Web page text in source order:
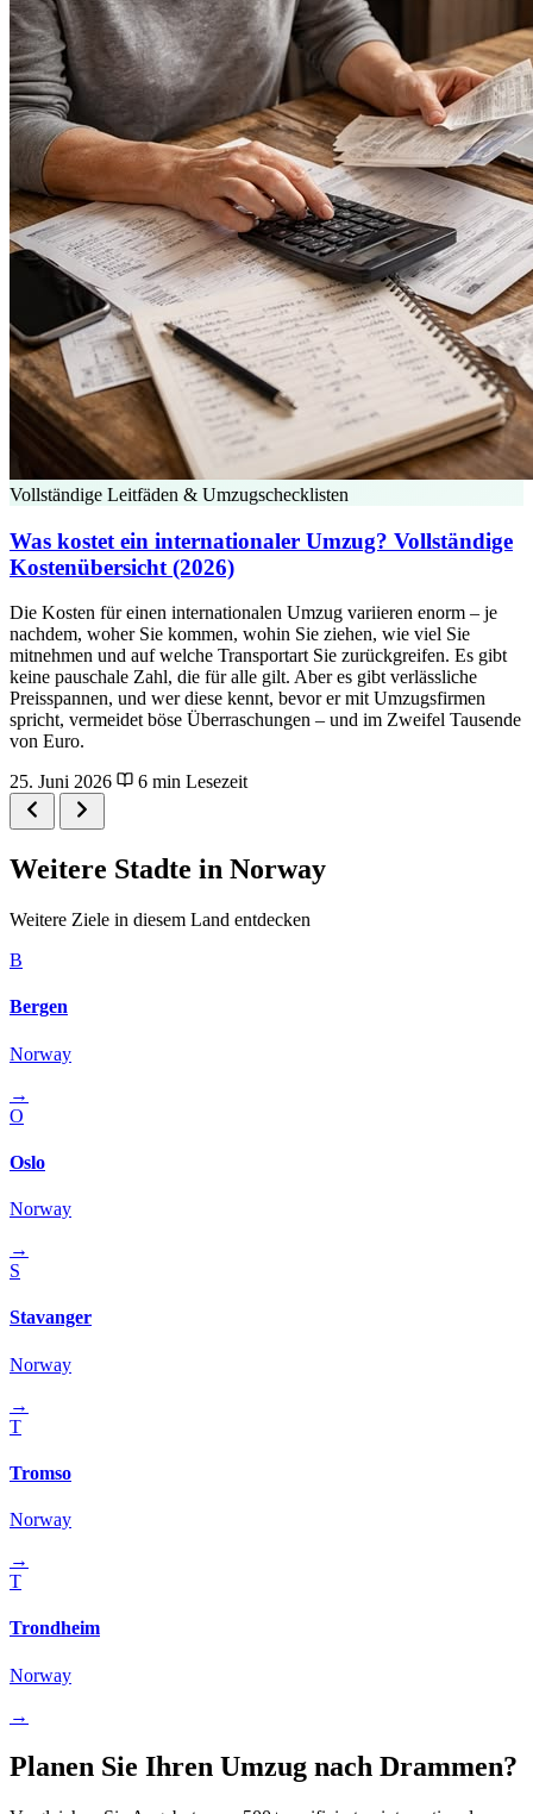
Vollständige Leitfäden & Umzugschecklisten
Was kostet ein internationaler Umzug? Vollständige
Kostenübersicht (2026)
Die Kosten für einen internationalen Umzug variieren enorm – je
nachdem, woher Sie kommen, wohin Sie ziehen, wie viel Sie
mitnehmen und auf welche Transportart Sie zurückgreifen. Es gibt
keine pauschale Zahl, die für alle gilt. Aber es gibt verlässliche
Preisspannen, und wer diese kennt, bevor er mit Umzugsfirmen
spricht, vermeidet böse Überraschungen – und im Zweifel Tausende
von Euro.
25. Juni 2026
6 min Lesezeit
Weitere Stadte in Norway
Weitere Ziele in diesem Land entdecken
B
Bergen
Norway
→
O
Oslo
Norway
→
S
Stavanger
Norway
→
T
Tromso
Norway
→
T
Trondheim
Norway
→
Planen Sie Ihren Umzug nach Drammen?